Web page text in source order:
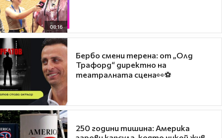
08:16
Бербо смени терена: от „Олд
Трафорд“ директно на
театралната сцена👀⚽
250 години тишина: Америка